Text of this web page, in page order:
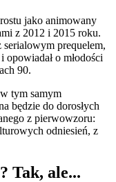
jako animowany
z 2012 i 2015 roku.
prequelem,
o młodości
90.
tym samym
będzie do dorosłych
z pierwowzoru:
odniesień, z
Tak, ale...